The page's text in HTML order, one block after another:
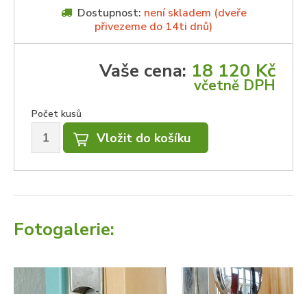
Dostupnost: není skladem (dveře
přivezeme do 14ti dnů)
Vaše cena: 18 120 Kč
včetně DPH
Počet kusů
Fotogalerie: